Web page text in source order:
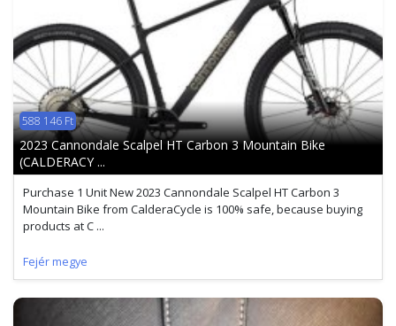
588 146 Ft
2023 Cannondale Scalpel HT Carbon 3 Mountain Bike
(CALDERACY ...
Purchase 1 Unit New 2023 Cannondale Scalpel HT Carbon 3
Mountain Bike from CalderaCycle is 100% safe, because buying
products at C ...
Fejér megye